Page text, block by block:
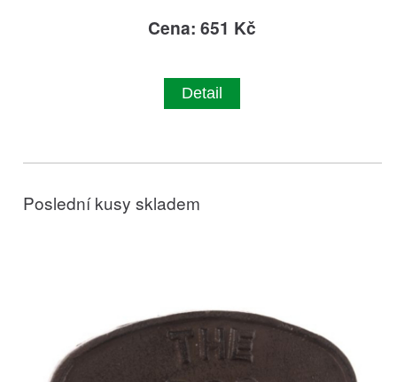
Cena: 651 Kč
Detail
Poslední kusy skladem